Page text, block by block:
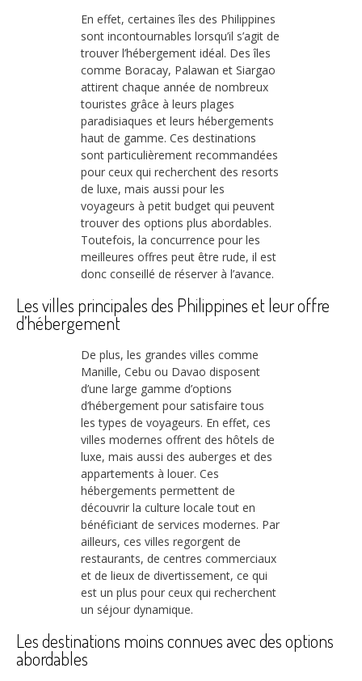
En effet, certaines îles des Philippines
sont incontournables lorsqu’il s’agit de
trouver l’hébergement idéal. Des îles
comme Boracay, Palawan et Siargao
attirent chaque année de nombreux
touristes grâce à leurs plages
paradisiaques et leurs hébergements
haut de gamme. Ces destinations
sont particulièrement recommandées
pour ceux qui recherchent des resorts
de luxe, mais aussi pour les
voyageurs à petit budget qui peuvent
trouver des options plus abordables.
Toutefois, la concurrence pour les
meilleures offres peut être rude, il est
donc conseillé de réserver à l’avance.
Les villes principales des Philippines et leur offre
d’hébergement
De plus, les grandes villes comme
Manille, Cebu ou Davao disposent
d’une large gamme d’options
d’hébergement pour satisfaire tous
les types de voyageurs. En effet, ces
villes modernes offrent des hôtels de
luxe, mais aussi des auberges et des
appartements à louer. Ces
hébergements permettent de
découvrir la culture locale tout en
bénéficiant de services modernes. Par
ailleurs, ces villes regorgent de
restaurants, de centres commerciaux
et de lieux de divertissement, ce qui
est un plus pour ceux qui recherchent
un séjour dynamique.
Les destinations moins connues avec des options
abordables